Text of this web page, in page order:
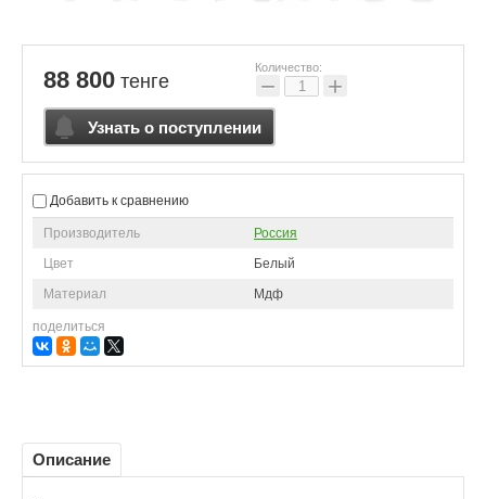
88 800 тенге
Количество:
− +
Узнать о поступлении
Добавить к сравнению
Производитель
Россия
Цвет
Белый
Материал
Мдф
поделиться
Описание